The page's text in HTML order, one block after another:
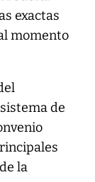
exactas
momento
de
la